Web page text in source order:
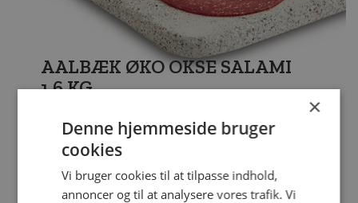
AALBÆK ØKO OKSE SALAMI
1,6 KG
SE ALLE VORES PRODUKTER
×
Denne hjemmeside bruger
cookies
Vi bruger cookies til at tilpasse indhold,
annoncer og til at analysere vores trafik. Vi